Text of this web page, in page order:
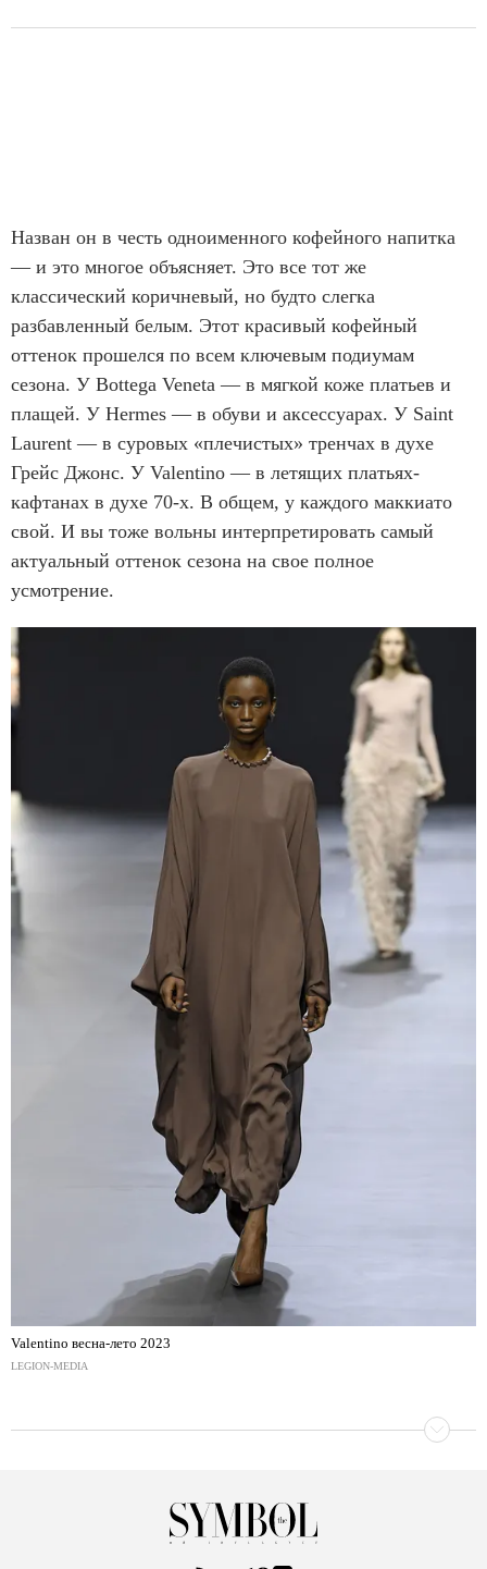
Назван он в честь одноименного кофейного напитка
— и это многое объясняет. Это все тот же
классический коричневый, но будто слегка
разбавленный белым. Этот красивый кофейный
оттенок прошелся по всем ключевым подиумам
сезона. У Bottega Veneta — в мягкой коже платьев и
плащей. У Hermes — в обуви и аксессуарах. У Saint
Laurent — в суровых «плечистых» тренчах в духе
Грейс Джонс. У Valentino — в летящих платьях-
кафтанах в духе 70-х. В общем, у каждого маккиато
свой. И вы тоже вольны интерпретировать самый
актуальный оттенок сезона на свое полное
усмотрение.
Valentino весна-лето 2023
LEGION-MEDIA